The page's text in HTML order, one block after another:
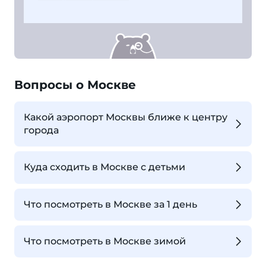
Вопросы о Москве
Какой аэропорт Москвы ближе к центру
города
Куда сходить в Москве с детьми
Что посмотреть в Москве за 1 день
Что посмотреть в Москве зимой